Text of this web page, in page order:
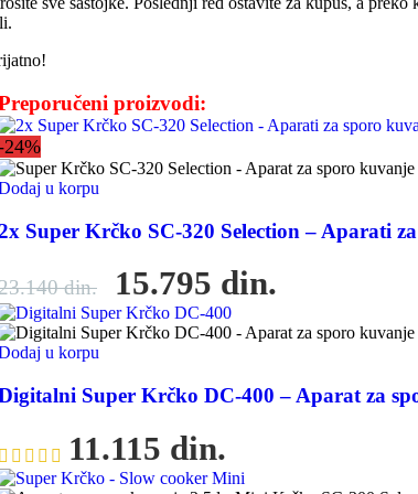
proizvodi:
24%
u korpu
Super Krčko SC-320 Selection – Aparati
din. 15.795 din.
u korpu
Super Krčko DC-400 – Aparat za
11.115 din.